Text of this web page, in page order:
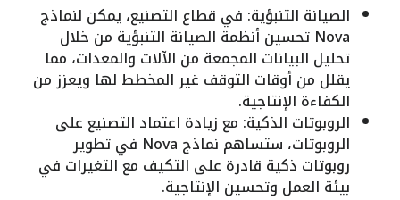
الصيانة التنبؤية: في قطاع التصنيع، يمكن لنماذج
Nova تحسين أنظمة الصيانة التنبؤية من خلال
تحليل البيانات المجمعة من الآلات والمعدات، مما
يقلل من أوقات التوقف غير المخطط لها ويعزز من
الكفاءة الإنتاجية.
الروبوتات الذكية: مع زيادة اعتماد التصنيع على
الروبوتات، ستساهم نماذج Nova في تطوير
روبوتات ذكية قادرة على التكيف مع التغيرات في
بيئة العمل وتحسين الإنتاجية.